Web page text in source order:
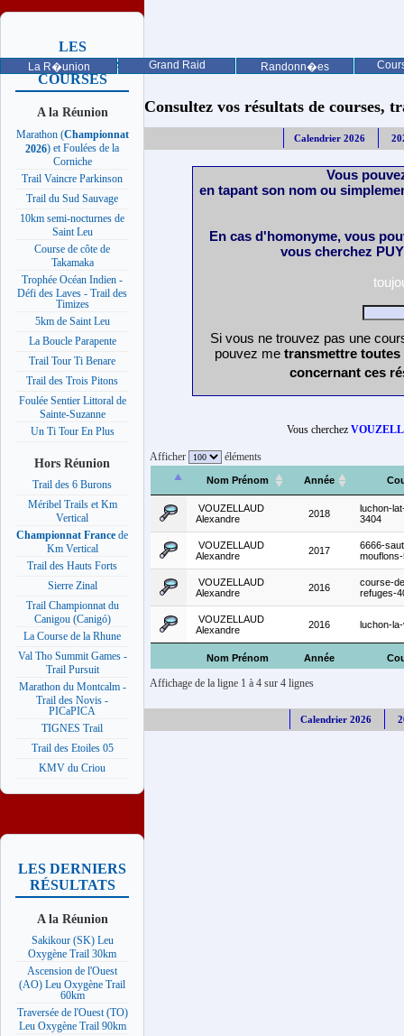
La R�union Grand Raid Randonn�es
LES
PROCHAINES
COURSES
A la Réunion
Marathon (Championnat
2026) et Foulées de la
Corniche
Trail Vaincre Parkinson
Trail du Sud Sauvage
10km semi-nocturnes de
Saint Leu
Course de côte de
Takamaka
Trophée Océan Indien -
Défi des Laves - Trail des
Timizes
5km de Saint Leu
La Boucle Parapente
Trail Tour Ti Benare
Trail des Trois Pitons
Foulée Sentier Littoral de
Sainte-Suzanne
Un Ti Tour En Plus
Hors Réunion
Trail des 6 Burons
Méribel Trails et Km
Vertical
Championnat France de
Km Vertical
Trail des Hauts Forts
Sierre Zinal
Trail Championnat du
Canigou (Canigó)
La Course de la Rhune
Val Tho Summit Games -
Trail Pursuit
Marathon du Montcalm -
Trail des Novis -
PICaPICA
TIGNES Trail
Trail des Etoiles 05
KMV du Criou
LES DERNIERS
RÉSULTATS
A la Réunion
Sakikour (SK) Leu
Oxygène Trail 30km
Ascension de l'Ouest
(AO) Leu Oxygène Trail
60km
Traversée de l'Ouest (TO)
Leu Oxygène Trail 90km
Consultez vos résultats de courses,
Calendrier 2026
Vous
en tapant son nom ou
En cas d'homonyme, vous
vous cherchez
Si vous ne trouvez pas une
pouvez me transmettre
concernant ces
Vous cherchez
Afficher éléments
Nom Prénom Année
Nom Prénom Année
VOUZELLAUD
Alexandre
2018
luchon-
3404
VOUZELLAUD
Alexandre
2017
6666-
VOUZELLAUD
Alexandre
2016
course-
refuges-
VOUZELLAUD
Alexandre
2016 luchon-
Affichage de la ligne 1 à 4 sur 4 lignes
Calendrier 2026